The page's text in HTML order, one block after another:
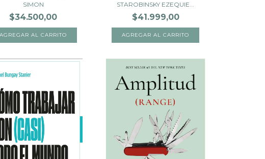
SIMON
$34.500,00
STAROBINSKY EZEQUIE...
$41.999,00